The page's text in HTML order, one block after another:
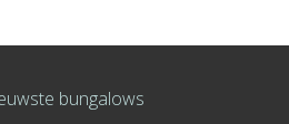
bungalows